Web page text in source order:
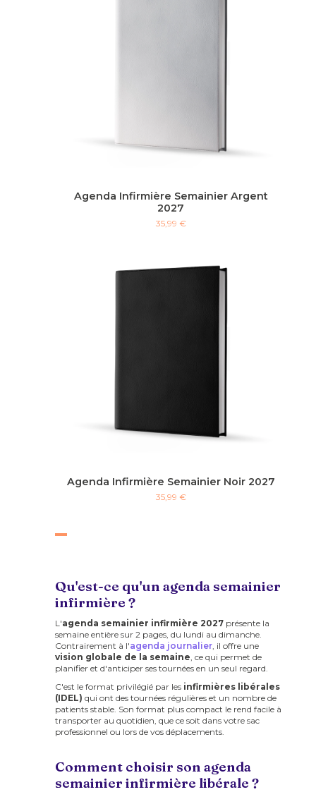
Agenda Infirmière Semainier Argent
2027
35,99 €
Agenda Infirmière Semainier Noir 2027
35,99 €
Qu'est-ce qu'un agenda semainier
infirmière ?
L'agenda semainier infirmière 2027 présente la
semaine entière sur 2 pages, du lundi au dimanche.
Contrairement à l'agenda journalier, il offre une
vision globale de la semaine, ce qui permet de
planifier et d'anticiper ses tournées en un seul regard.
C'est le format privilégié par les infirmières libérales
(IDEL) qui ont des tournées régulières et un nombre de
patients stable. Son format plus compact le rend facile à
transporter au quotidien, que ce soit dans votre sac
professionnel ou lors de vos déplacements.
Comment choisir son agenda
semainier infirmière libérale ?